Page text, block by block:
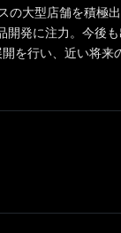
の大型店舗を積極
開発に注力。今後
を行い、近い将来